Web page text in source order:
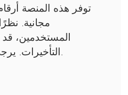
توفر هذه المنصة
مجانية.
المستخدمين،
التأخيرات. يرجى التحلي بالصبر.